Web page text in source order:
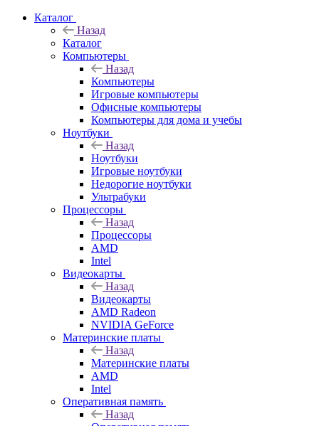
Каталог
Назад
Каталог
Компьютеры
Назад
Компьютеры
Игровые компьютеры
Офисные компьютеры
Компьютеры для дома и учебы
Ноутбуки
Назад
Ноутбуки
Игровые ноутбуки
Недорогие ноутбуки
Ультрабуки
Процессоры
Назад
Процессоры
AMD
Intel
Видеокарты
Назад
Видеокарты
AMD Radeon
NVIDIA GeForce
Материнские платы
Назад
Материнские платы
AMD
Intel
Оперативная память
Назад